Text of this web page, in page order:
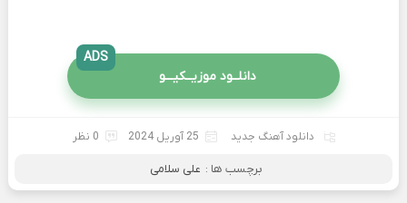
دانلــود موزیــکیـــو
ADS
دانلود آهنگ جدید 25 آوریل 2024 0 نظر
برچسب ها : علی سلامی